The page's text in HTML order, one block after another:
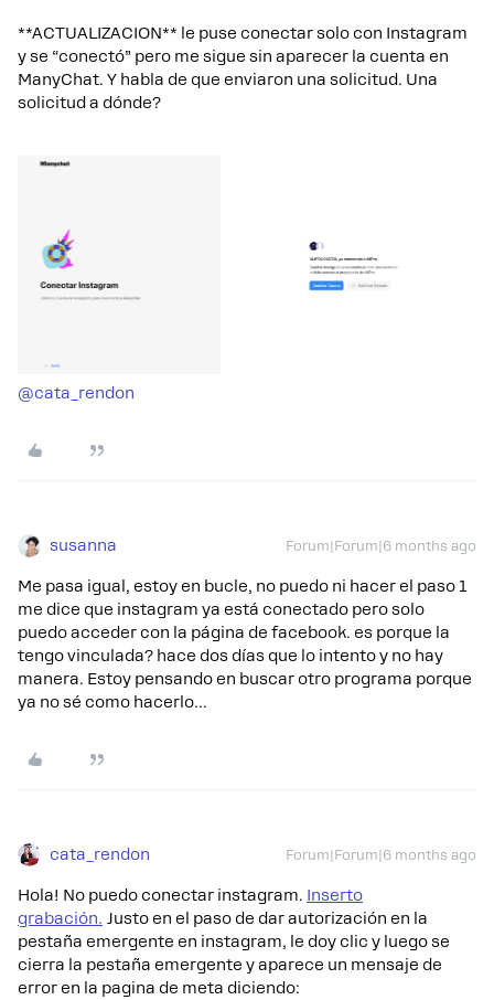
**ACTUALIZACION** le puse conectar solo con Instagram
y se “conectó” pero me sigue sin aparecer la cuenta en
ManyChat. Y habla de que enviaron una solicitud. Una
solicitud a dónde?
@cata_rendon
susanna Forum|Forum|6 months ago
Me pasa igual, estoy en bucle, no puedo ni hacer el paso 1
me dice que instagram ya está conectado pero solo
puedo acceder con la página de facebook. es porque la
tengo vinculada? hace dos días que lo intento y no hay
manera. Estoy pensando en buscar otro programa porque
ya no sé como hacerlo...
cata_rendon Forum|Forum|6 months ago
Hola! No puedo conectar instagram. Inserto
grabación. Justo en el paso de dar autorización en la
pestaña emergente en instagram, le doy clic y luego se
cierra la pestaña emergente y aparece un mensaje de
error en la pagina de meta diciendo: